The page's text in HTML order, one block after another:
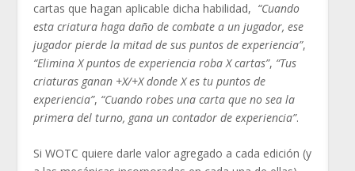
cartas que hagan aplicable dicha habilidad, “Cuando
esta criatura haga daño de combate a un jugador, ese
jugador pierde la mitad de sus puntos de experiencia”,
“Elimina X puntos de experiencia roba X cartas”, “Tus
criaturas ganan +X/+X donde X es tu puntos de
experiencia”, “Cuando robes una carta que no sea la
primera del turno, gana un contador de experiencia”.
Si WOTC quiere darle valor agregado a cada edición (y